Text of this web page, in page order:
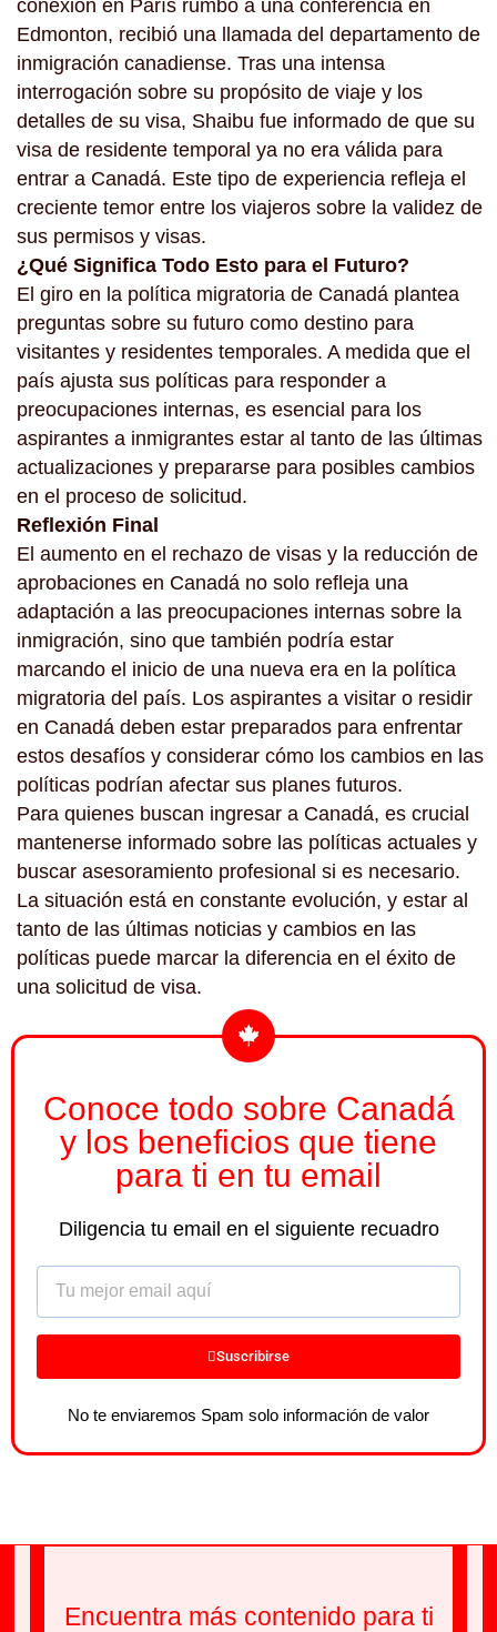
conexión en París rumbo a una conferencia en
Edmonton, recibió una llamada del departamento de
inmigración canadiense. Tras una intensa
interrogación sobre su propósito de viaje y los
detalles de su visa, Shaibu fue informado de que su
visa de residente temporal ya no era válida para
entrar a Canadá. Este tipo de experiencia refleja el
creciente temor entre los viajeros sobre la validez de
sus permisos y visas.
¿Qué Significa Todo Esto para el Futuro?
El giro en la política migratoria de Canadá plantea
preguntas sobre su futuro como destino para
visitantes y residentes temporales. A medida que el
país ajusta sus políticas para responder a
preocupaciones internas, es esencial para los
aspirantes a inmigrantes estar al tanto de las últimas
actualizaciones y prepararse para posibles cambios
en el proceso de solicitud.
Reflexión Final
El aumento en el rechazo de visas y la reducción de
aprobaciones en Canadá no solo refleja una
adaptación a las preocupaciones internas sobre la
inmigración, sino que también podría estar
marcando el inicio de una nueva era en la política
migratoria del país. Los aspirantes a visitar o residir
en Canadá deben estar preparados para enfrentar
estos desafíos y considerar cómo los cambios en las
políticas podrían afectar sus planes futuros.
Para quienes buscan ingresar a Canadá, es crucial
mantenerse informado sobre las políticas actuales y
buscar asesoramiento profesional si es necesario.
La situación está en constante evolución, y estar al
tanto de las últimas noticias y cambios en las
políticas puede marcar la diferencia en el éxito de
una solicitud de visa.
Conoce todo sobre Canadá
y los beneficios que tiene
para ti en tu email
Diligencia tu email en el siguiente recuadro
Suscribirse
No te enviaremos Spam solo información de valor
Encuentra más contenido para ti